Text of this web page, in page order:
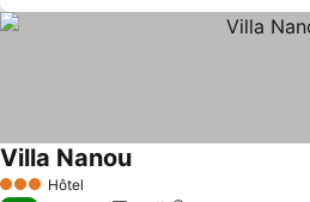
3 ÉtoilesHôtel
Villa NanouConsulter les prix